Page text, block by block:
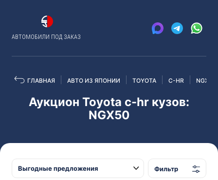
АВТОМОБИЛИ ПОД ЗАКАЗ
ГЛАВНАЯ АВТО ИЗ ЯПОНИИ TOYOTA C-HR NGX50
Аукцион Toyota c-hr кузов:
NGX50
Фильтр